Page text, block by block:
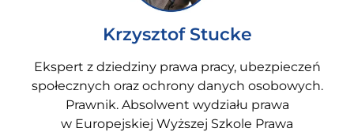
Krzysztof Stucke
Ekspert z dziedziny prawa pracy, ubezpieczeń
społecznych oraz ochrony danych osobowych.
Prawnik. Absolwent wydziału prawa
w Europejskiej Wyższej Szkole Prawa